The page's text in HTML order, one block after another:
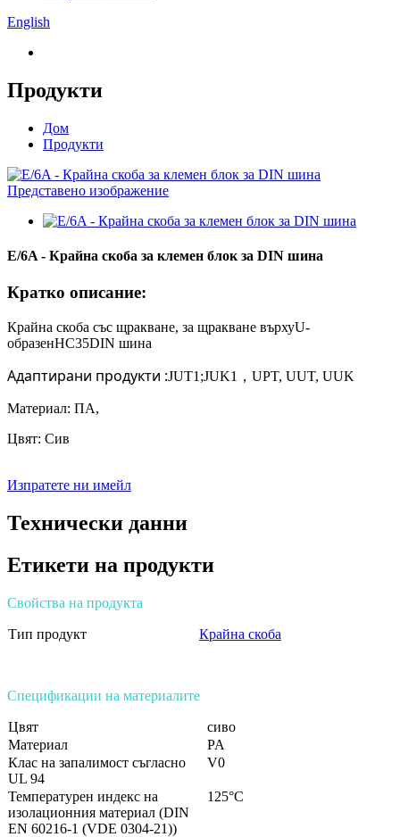
English
Продукти
Дом
Продукти
E/6A - Крайна скоба за клемен блок за DIN шина
Кратко описание:
Крайна скоба със щракване, за щракване върхуU-
образенНС35DIN шина
Адаптирани продукти :JUT1;JUK1 ， UPT, UUT, UUK
Материал: ПА,
Цвят: Сив
Изпратете ни имейл
Технически данни
Етикети на продукти
Свойства на продукта
Тип продукт Крайна скоба
Спецификации на материалите
Цвят
сиво
Материал
PA
Клас на запалимост съгласно
UL 94
V0
Температурен индекс на
изолационния материал (DIN
EN 60216-1 (VDE 0304-21))
125°C